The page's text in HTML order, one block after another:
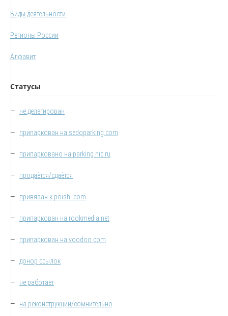
Виды деятельности
Регионы России
Алфавит
Статусы
— не делегирован
— припаркован на sedoparking.com
— припарковано на parking.nic.ru
— продаётся/сдаётся
— привязан к poishi.com
— припаркован на rookmedia.net
— припаркован на voodoo.com
— донор ссылок
— не работает
— на реконструкции/сомнительно